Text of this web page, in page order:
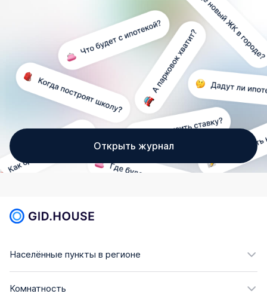
Открыть журнал
Населённые пункты в регионе
Комнатность